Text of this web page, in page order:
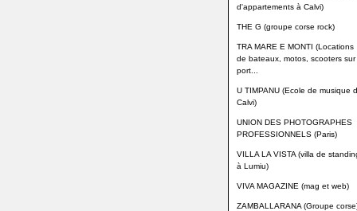
d'appartements à Calvi)
THE G (groupe corse rock)
TRA MARE E MONTI (Locations
de bateaux, motos, scooters sur
port...
U TIMPANU (Ecole de musique
Calvi)
UNION DES PHOTOGRAPHES
PROFESSIONNELS (Paris)
VILLA LA VISTA (villa de
à Lumiu)
VIVA MAGAZINE (mag et web)
ZAMBALLARANA (Groupe